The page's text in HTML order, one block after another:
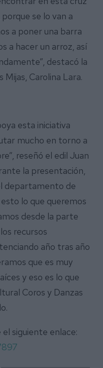
se lo van a
a poner una barra
a hacer un arroz, así
destacó la
Mijas, Carolina Lara.
esta iniciativa
mucho en torno a
reseñó el edil Juan
la presentación,
departamento de
lo que queremos
desde la parte
recursos
año tras año
que es muy
y eso es lo que
Coros y Danzas
siguiente enlace: